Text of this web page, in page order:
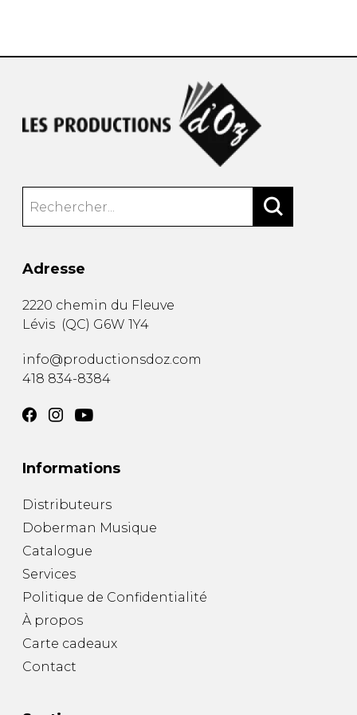
Adresse
2220 chemin du Fleuve
Lévis (QC) G6W 1Y4
info@productionsdoz.com
418 834-8384
Informations
Distributeurs
Doberman Musique
Catalogue
Services
Politique de Confidentialité
À propos
Carte cadeaux
Contact